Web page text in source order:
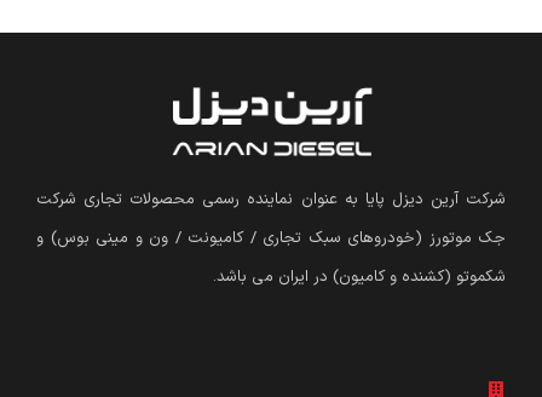
شرکت آرین دیزل پایا به عنوان نماینده رسمی محصولات تجاری شرکت
جک موتورز (خودروهای سبک تجاری / کامیونت / ون و مینی بوس) و
شکموتو (کشنده و کامیون) در ایران می باشد.